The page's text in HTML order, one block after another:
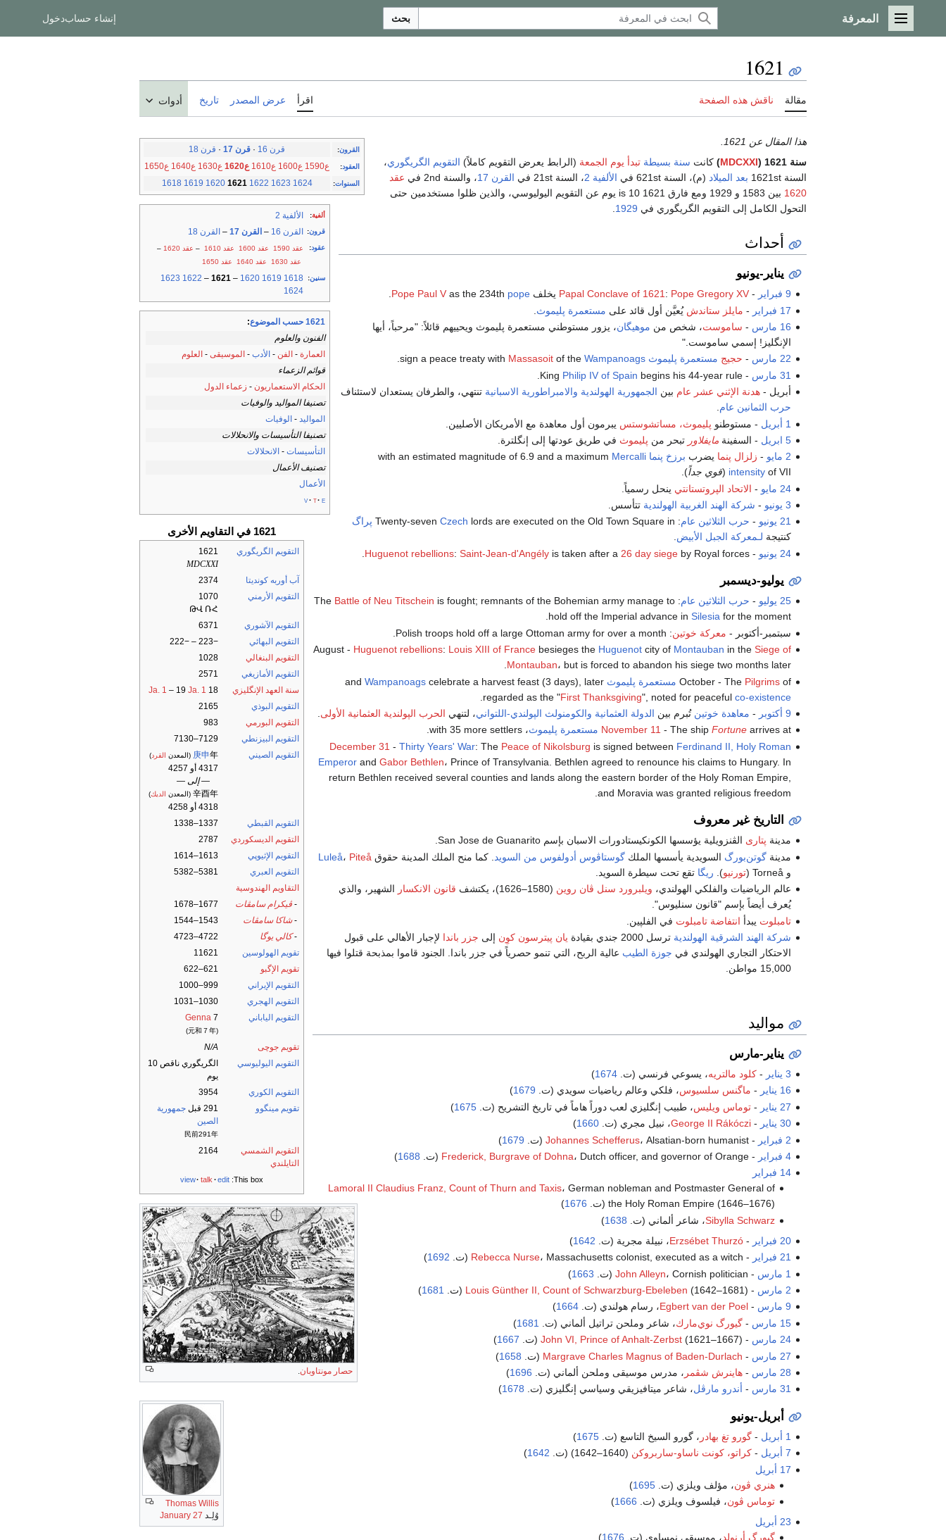
القائمة الرئيسية
المعرفة بحث إنشاء حسابدخول
1621
مقالة ناقش هذه الصفحة اقرأ عرض المصدر تاريخ أدوات
القرون: قرن 16 · قرن 17 · قرن 18
العقود: ع1590 ع1600 ع1610 ع1620 ع1630 ع1640 ع1650
السنوات:
1618 1619 1620 1621 1622 1623 1624
هذا المقال عن 1621.
ألفية: الألفية 2
قرون: القرن 16 – القرن 17 – القرن 18
عقود: عقد 1590 عقد 1600 عقد 1610 – عقد 1620
–
عقد 1630
عقد 1640 عقد 1650
سنين:
1618
1619
1620
–
1621
–
1622
1623
1624
1621 حسب الموضوع
:
الفنون والعلوم
العمارة - الفن - الأدب - الموسيقى - العلوم
قوائم الزعماء
الحكام الاستعماريون - زعماء الدول
تصنيفا المواليد والوفيات
المواليد - الوفيات
تصنيفا التأسيسات والانحلالات
التأسيسات - الانحلالات
تصنيف الأعمال
الأعمال
v t e
1621 في التقاويم الأخرى
التقويم الگريگوري
1621
MDCXXI
آب أوربه كونديتا
2374
التقويم الأرمني
1070
ԹՎ ՌՀ
التقويم الآشوري
6371
التقويم البهائي
−223 – −222
التقويم البنغالي
1028
التقويم الأمازيغي
2571
سنة العهد الإنگليزي
18
Ja. 1 – 19 Ja. 1
التقويم البوذي
2165
التقويم البورمي
983
التقويم البيزنطي
7129–7130
التقويم الصيني
庚申年 (المعدن القرد)
4317 أو 4257
— إلى —
辛酉年 (المعدن الديك)
4318 أو 4258
التقويم القبطي
1337–1338
التقويم الديسكوردي
2787
التقويم الإثيوپي
1613–1614
التقويم العبري
5381–5382
التقاويم الهندوسية
- ڤيكرام سامڤات
1677–1678
-شاكا سامڤات
1543–1544
-كالي يوگا
4722–4723
تقويم الهولوسين
11621
تقويم الإگبو
621–622
التقويم الإيراني
999–1000
التقويم الهجري
1030–1031
التقويم الياباني
Genna 7
(元和７年)
تقويم جوچى
N/A
التقويم اليوليوسي
الگريگوري ناقص 10
يوم
التقويم الكوري
3954
تقويم مينگوو
291 قبل
جمهورية
الصين
民前291年
التقويم الشمسي
التايلندي
2164
This box:
view talk edit
حصار مونتاوبان.
سنة 1621 ( MDCXXI
) كانت سنة بسيطة تبدأ يوم الجمعة (الرابط يعرض التقويم كاملاً) التقويم الگريگوري،
السنة 1621st
بعد الميلاد (م)، السنة 621st في الألفية 2 ، السنة 21st في القرن 17 ، والسنة 2nd في
عقد
1620
بين 1583 و 1929 ومع فارق 1621 is 10 يوم عن التقويم اليوليوسي، والذين ظلوا مستخدمين حتى
التحول الكامل إلى التقويم الگريگوري في 1929
أحداث
يناير-يونيو
9 فبراير -
Papal Conclave of 1621 : Pope Gregory XV يخلف Pope Paul Vas the 234th pope
17 فبراير
- مايلز ستاندش يُعيَّن أول قائد على مستعمرة پليموث
16 مارس
- ساموست، شخص من موهيگان، يزور مستوطني مستعمرة پليموث ويحييهم قائلاً: "مرحباً، أيها
الإنگليز! إسمي ساموست."
22 مارس
- حجيج مستعمرة پليموث sign a peace treaty with
Massasoitof the Wampanoags
.
31 مارس
- King
Philip IV of Spain begins his 44-year rule.
أبريل -هدنة الإثني عشر عام بين الجمهورية الهولندية والامبراطورية الاسبانية تنتهي، والطرفان يستعدان لاستئناف
حرب الثمانين عام
1 أبريل
- مستوطنو پليموث، مساتشوستس يبرمون أول معاهدة مع الأمريكان الأصليين.
5 ابريل
- السفينةمايفلاور تبحر من پليموث في طريق عودتها إلى إنگلترة.
2 مايو
- زلزال پنما يضرب برزخ پنما with an estimated magnitude of 6.9 and a maximum
Mercalli
intensityof VII ( قوي جداً).
24 مايو
- الاتحاد الپروتستانتي ينحل رسمياً.
3 يونيو
- شركة الهند الغربية الهولندية تتأسس.
21 يونيو
- حرب الثلاثين عام: Twenty-seven
Czech lords are executed on the Old Town Square in
پراگ
كنتيجة لـمعركة الجبل الأبيض.
24 يونيو
-
Huguenot rebellions: Saint-Jean-d'Angélyis taken after a 26 day siegeby Royal forces.
يوليو-ديسمبر
25 يوليو - حرب الثلاثين عام: The
Battle of Neu Titschein is fought; remnants of the Bohemian army manage to
hold off the Imperial advance in Silesiafor the moment.
سبتمبر-أكتوبر - معركة خوتين: Polish troops hold off a large Ottoman army for over a month.
August - Huguenot rebellions: Louis XIII of Francebesieges the Huguenotcity of Montauban in the Siege of
Montauban، but is forced to abandon his siege two months later.
October - The Pilgrimsof مستعمرة پليموث and
Wampanoagscelebrate a harvest feast (3 days), later
regarded as the "First Thanksgiving", noted for peaceful co-existence
9 أكتوبر
- معاهدة خوتين تُبرم بين الدولة العثمانية والكومنولث الپولندي-اللتواني، لتنهي الحرب الپولندية العثمانية الأولى
November 11 - The ship Fortunearrives at مستعمرة پليموث، with 35 more settlers.
December 31 - Thirty Years' War: The Peace of Nikolsburg is signed between Ferdinand II, Holy Roman
Emperorand Gabor Bethlen، Prince of Transylvania. Bethlen agreed to renounce his claims to Hungary. In
return Bethlen received several counties and lands along the eastern border of the Holy Roman Empire,
and Moravia was granted religious freedom.
التاريخ غير معروف
مدينة پتارى الڤنزويلية يؤسسها الكونكيستادورات الاسبان بإسم San Jose de Guanarito.
مدينةگوتن‌بورگ السويدية يأسسها الملكگوستاڤوس أدولفوس من السويد . كما منح الملك المدينة حقوق Luleå، Piteå
و Torneå (
تورنيو). ريگا تقع تحت سيطرة السويد.
عالم الرياضيات والفلكي الهولندي، ويلبرورد سنل ڤان روين (1580–1626)، يكتشف قانون الانكسار الشهير، والذي
يُعرف أيضاً بإسم "قانون سنليوس".
تامبلوت يبدأ انتفاضة تامبلوت في الفلپين.
شركة الهند الشرقية الهولندية ترسل 2000 جندي بقيادة يان پيترسون كوِن إلى جزر باندا لإجبار الأهالي على قبول
الاحتكار التجاري الهولندي في جوزة الطيب عالية الربح، التي تنمو حصرياً في جزر باندا. الجنود قاموا بمذبحة قتلوا فيها
15,000 مواطن.
مواليد
Thomas Willis
وُلِـد 27 January
يناير-مارس
3 يناير -كلود مالتريه، يسوعي فرنسي (ت.1674
)
16 يناير
- ماگنس سلسيوس، فلكي وعالم رياضيات سويدي (ت. 1679
)
27 يناير
-توماس ويليس، طبيب إنگليزي لعب دوراً هاماً في تاريخ التشريح (ت.1675
)
30 يناير
-
George II Rákóczi، نبيل مجري (ت.1660
)
2 فبراير
-
Johannes Schefferus، Alsatian-born humanist (ت. 1679
)
4 فبراير
-
Frederick, Burgrave of Dohna، Dutch officer, and governor of Orange (ت. 1688
)
14 فبراير
Lamoral II Claudius Franz, Count of Thurn and Taxis، German nobleman and Postmaster General of
the Holy Roman Empire (1646–1676) (ت.
1676
)
Sibylla Schwarz، شاعر ألماني (ت. 1638
)
20 فبراير
-
Erzsébet Thurzó، نبيلة مجرية (ت. 1642
)
21 فبراير
-
Rebecca Nurse، Massachusetts colonist, executed as a witch (ت. 1692
)
1 مارس
-
John Alleyn، Cornish politician (ت. 1663
)
2 مارس
-
Louis Günther II, Count of Schwarzburg-Ebeleben (1642–1681) (ت. 1681
)
9 مارس
-
Egbert van der Poel، رسام هولندي (ت.1664
)
15 مارس
-گيورگ نوي‌مارك، شاعر وملحن تراتيل ألماني (ت. 1681
)
24 مارس
-
John VI, Prince of Anhalt-Zerbst(1621–1667) (ت. 1667
)
27 مارس
-
Margrave Charles Magnus of Baden-Durlach (ت. 1658
)
28 مارس
-هاينرش شڤمر ، مدرس موسيقى وملحن ألماني (ت. 1696
)
31 مارس
- أندرو مارڤل، شاعر ميتافيزيقي وسياسي إنگليزي (ت. 1678
)
أبريل-يونيو
1 أبريل -گورو تغ بهادر ، گورو السيخ التاسع (ت.1675
)
7 أبريل
-كراتو، كونت ناساو-ساربروكن (1640–1642) (ت. 1642
)
17 أبريل
هنري ڤون، مؤلف ويلزي (ت. 1695
)
توماس ڤون، فيلسوف ويلزي (ت. 1666
)
23 أبريل
گيورگ أرنولد، موسيقي نمساوي (ت. 1676
)